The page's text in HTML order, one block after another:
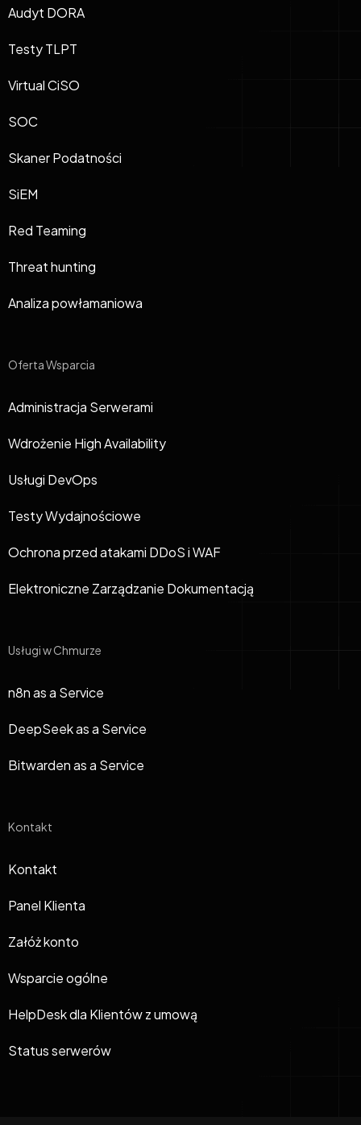
Audyt DORA
Testy TLPT
Virtual CiSO
SOC
Skaner Podatności
SiEM
Red Teaming
Threat hunting
Analiza powłamaniowa
Oferta Wsparcia
Administracja Serwerami
Wdrożenie High Availability
Usługi DevOps
Testy Wydajnościowe
Ochrona przed atakami DDoS i WAF
Elektroniczne Zarządzanie Dokumentacją
Usługi w Chmurze
n8n as a Service
DeepSeek as a Service
Bitwarden as a Service
Kontakt
Kontakt
Panel Klienta
Załóż konto
Wsparcie ogólne
HelpDesk dla Klientów z umową
Status serwerów